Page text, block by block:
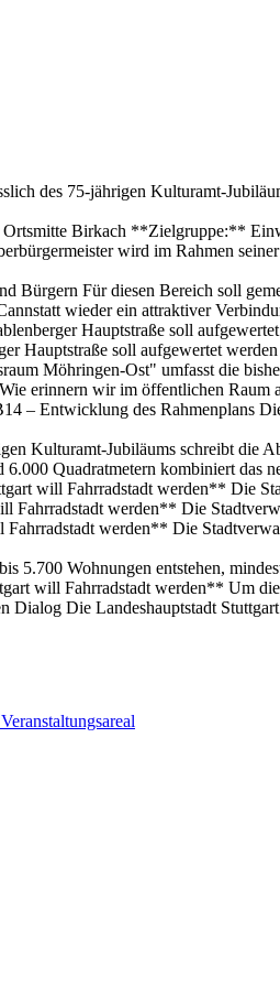
des 75-jährigen Kulturamt-
Birkach **Zielgruppe:**
wird im Rahmen
Bürgern Für diesen Bereich soll
wieder ein attraktiver
Hauptstraße soll
Hauptstraße soll aufgewertet
Möhringen-Ost" umfasst die
erinnern wir im öffentlichen
– Entwicklung des Rahmenplans
Kulturamt-Jubiläums schreibt die
Quadratmetern kombiniert das
will Fahrradstadt werden** Die
Fahrradstadt werden** Die
werden** Die
5.700 Wohnungen entstehen,
will Fahrradstadt werden** Um
Dialog Die Landeshauptstadt